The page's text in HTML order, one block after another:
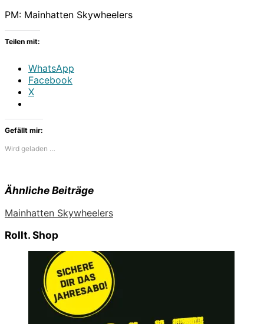
PM: Mainhatten Skywheelers
Teilen mit:
WhatsApp
Facebook
X
Gefällt mir:
Wird geladen …
Ähnliche Beiträge
Mainhatten Skywheelers
Rollt. Shop